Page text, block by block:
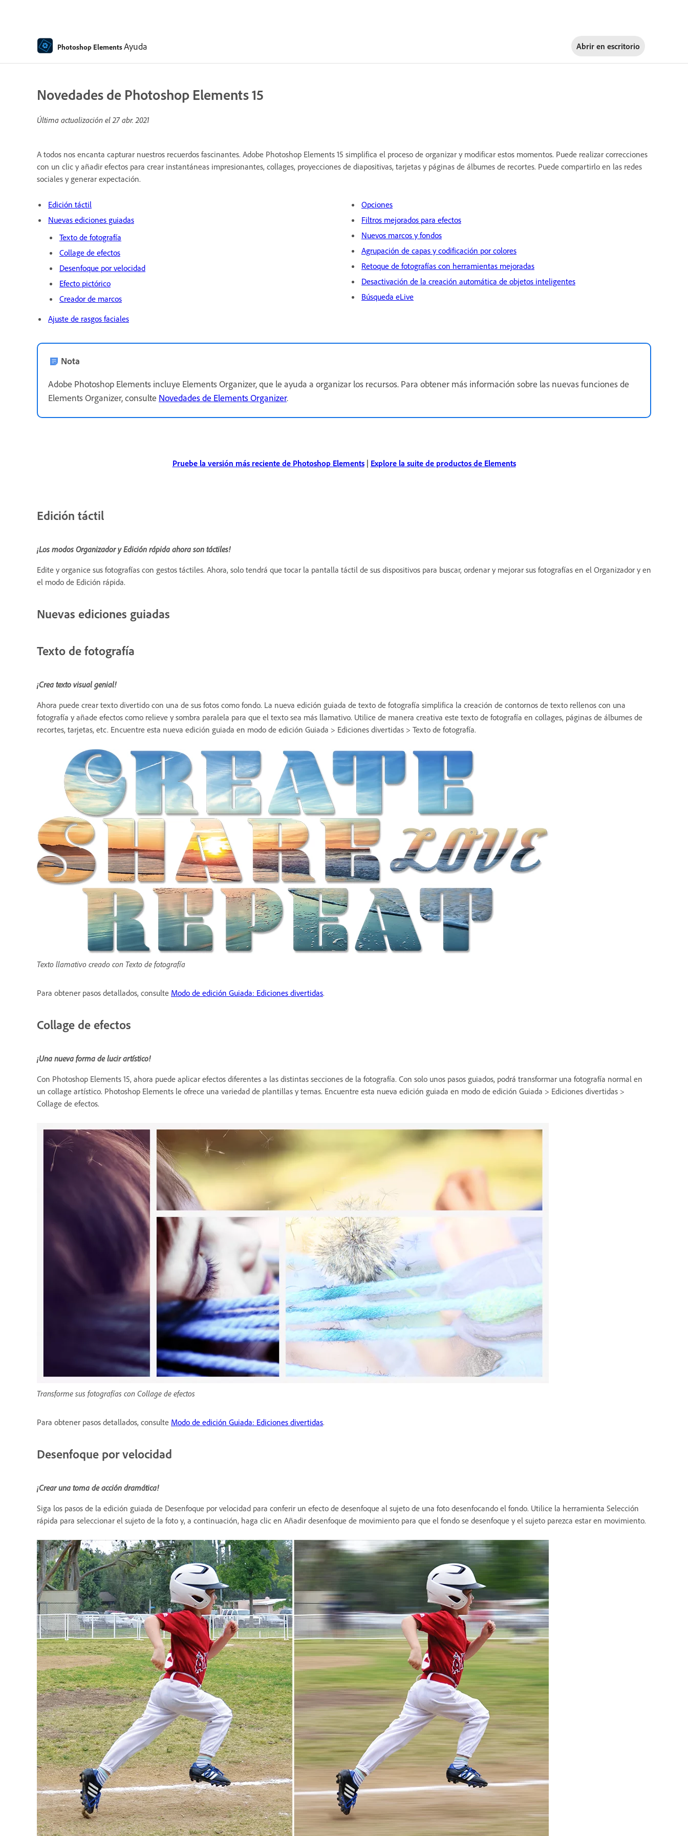
Photoshop ElementsAyuda Abrir en escritorio
Novedades de Photoshop Elements 15
Última actualización el27 abr. 2021
A todos nos encanta capturar nuestros recuerdos fascinantes. Adobe Photoshop Elements 15 simplifica el proceso de organizar y modificar estos momentos. Puede realizar correcciones
con un clic y añadir efectos para crear instantáneas impresionantes, collages, proyecciones de diapositivas, tarjetas y páginas de álbumes de recortes. Puede compartirlo en las redes
sociales y generar expectación.
Edición táctil
Nuevas ediciones guiadas
Texto de fotografía
Collage de efectos
Desenfoque por velocidad
Efecto pictórico
Creador de marcos
Ajuste de rasgos faciales
Opciones
Filtros mejorados para efectos
Nuevos marcos y fondos
Agrupación de capas y codificación por colores
Retoque de fotografías con herramientas mejoradas
Desactivación de la creación automática de objetos inteligentes
Búsqueda eLive
Nota
Adobe Photoshop Elements incluye Elements Organizer, que le ayuda a organizar los recursos. Para obtener más información sobre las nuevas funciones de
Elements Organizer, consulte Novedades de Elements Organizer.
Pruebe la versión más reciente de Photoshop Elements | Explore la suite de productos de Elements
Edición táctil
¡Los modos Organizador y Edición rápida ahora son táctiles!
Edite y organice sus fotografías con gestos táctiles. Ahora, solo tendrá que tocar la pantalla táctil de sus dispositivos para buscar, ordenar y mejorar sus fotografías en el Organizador y en
el modo de Edición rápida.
Nuevas ediciones guiadas
Texto de fotografía
¡Crea texto visual genial!
Ahora puede crear texto divertido con una de sus fotos como fondo. La nueva edición guiada de texto de fotografía simplifica la creación de contornos de texto rellenos con una
fotografía y añade efectos como relieve y sombra paralela para que el texto sea más llamativo. Utilice de manera creativa este texto de fotografía en collages, páginas de álbumes de
recortes, tarjetas, etc. Encuentre esta nueva edición guiada en modo de edición Guiada > Ediciones divertidas > Texto de fotografía.
Texto llamativo creado con Texto de fotografía
Para obtener pasos detallados, consulte Modo de edición Guiada: Ediciones divertidas.
Collage de efectos
¡Una nueva forma de lucir artístico!
Con Photoshop Elements 15, ahora puede aplicar efectos diferentes a las distintas secciones de la fotografía. Con solo unos pasos guiados, podrá transformar una fotografía normal en
un collage artístico. Photoshop Elements le ofrece una variedad de plantillas y temas. Encuentre esta nueva edición guiada en modo de edición Guiada > Ediciones divertidas >
Collage de efectos.
Transforme sus fotografías con Collage de efectos
Para obtener pasos detallados, consulte Modo de edición Guiada: Ediciones divertidas.
Desenfoque por velocidad
¡Crear una toma de acción dramática!
Siga los pasos de la edición guiada de Desenfoque por velocidad para conferir un efecto de desenfoque al sujeto de una foto desenfocando el fondo. Utilice la herramienta Selección
rápida para seleccionar el sujeto de la foto y, a continuación, haga clic en Añadir desenfoque de movimiento para que el fondo se desenfoque y el sujeto parezca estar en movimiento.